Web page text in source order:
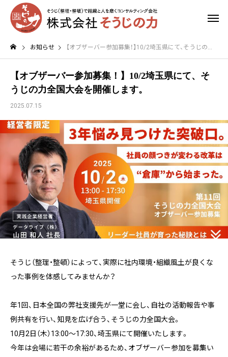
お知らせ 【オブザーバー参加募集！】10/2埼玉県にて、そうじの力全国大会を開催します。
【オブザーバー参加募集！】10/2埼玉県にて、そ
うじの力全国大会を開催します。
2025.07.15
そうじ（整理・整頓）によって、実際に社内環境・組織風土が良くな
った事例を体感してみませんか？
年1回、日本全国の弊社支援先が一堂に会し、自社の活動報告や事
例共有を行い、知見を広げ合う、そうじの力全国大会。
10月2日（木）13:00～17:30、埼玉県にて開催いたします。
今年は会場に若干の余裕があるため、オブザーバー参加を募集い